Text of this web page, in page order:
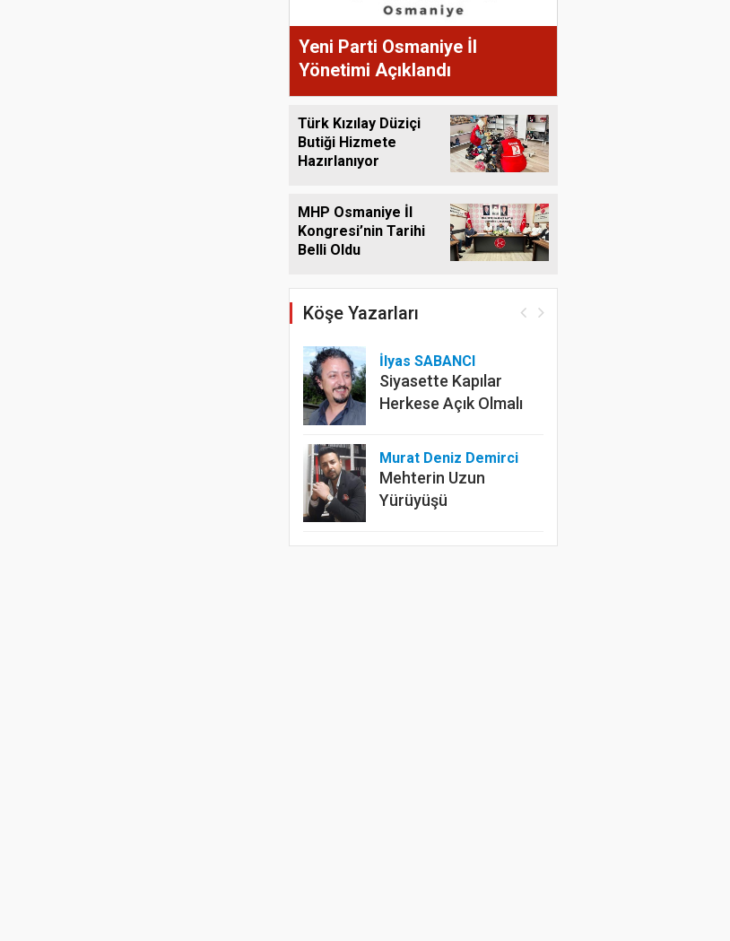
Yeni Parti Osmaniye İl
Yönetimi Açıklandı
Türk Kızılay Düziçi
Butiği Hizmete
Hazırlanıyor
MHP Osmaniye İl
Kongresi’nin Tarihi
Belli Oldu
Köşe Yazarları
İlyas SABANCI
Siyasette Kapılar
Herkese Açık Olmalı
Murat Deniz Demirci
Mehterin Uzun
Yürüyüşü